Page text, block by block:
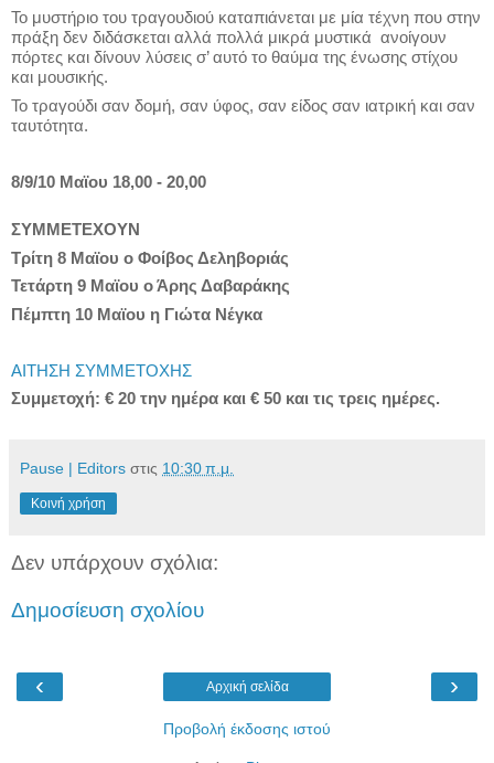
Το μυστήριο του τραγουδιού καταπιάνεται με μία τέχνη που στην
πράξη δεν διδάσκεται αλλά πολλά μικρά μυστικά ανοίγουν
πόρτες και δίνουν λύσεις σ’ αυτό το θαύμα της ένωσης στίχου
και μουσικής.
Το τραγούδι σαν δομή, σαν ύφος, σαν είδος σαν ιατρική και σαν
ταυτότητα.
8/9/10 Mαϊου 18,00 - 20,00
ΣΥΜΜΕΤΕΧΟΥΝ
Τρίτη 8 Μαϊου ο Φοίβος Δεληβοριάς
Τετάρτη 9 Μαϊου ο Άρης Δαβαράκης
Πέμπτη 10 Μαϊου η Γιώτα Νέγκα
ΑΙΤΗΣΗ ΣΥΜΜΕΤΟΧΗΣ
Συμμετοχή: € 20 την ημέρα και € 50 και τις τρεις ημέρες.
Pause | Editors στις 10:30 π.μ.
Κοινή χρήση
Δεν υπάρχουν σχόλια:
Δημοσίευση σχολίου
‹ ›
Αρχική σελίδα
Προβολή έκδοσης ιστού